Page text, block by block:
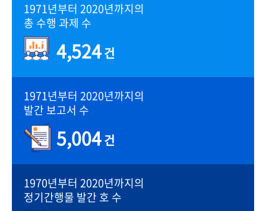
1971년부터 2020년까지의
총 수행 과제 수
4,524건
1971년부터 2020년까지의
발간 보고서 수
5,004건
1970년부터 2020년까지의
정기간행물 발간 호 수